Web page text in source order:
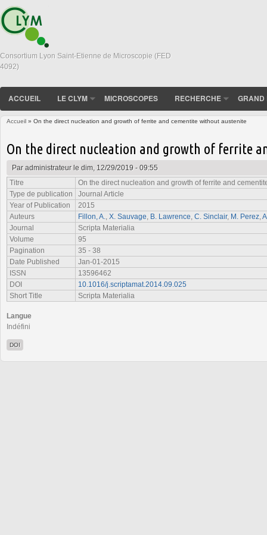
Consortium Lyon Saint-Etienne de Microscopie (FED
4092)
ACCUEIL LE CLYM MICROSCOPES RECHERCHE GRAND
Accueil » On the direct nucleation and growth of ferrite and cementite without austenite
On the direct nucleation and growth of ferrite
Paradministrateurle dim, 12/29/2019 - 09:55
Titre
On the direct nucleation and growth of ferrite and
Type de publication
Journal Article
Year of Publication
2015
Auteurs
Fillon, A. X. Sauvage B. Lawrence C. Sinclair, M. Perez
Journal
Scripta Materialia
Volume
95
Pagination
35 - 38
Date Published
Jan-01-2015
ISSN
13596462
DOI
10.1016/j.scriptamat.2014.09.025
Short Title
Scripta Materialia
Langue
Indéfini
DOI